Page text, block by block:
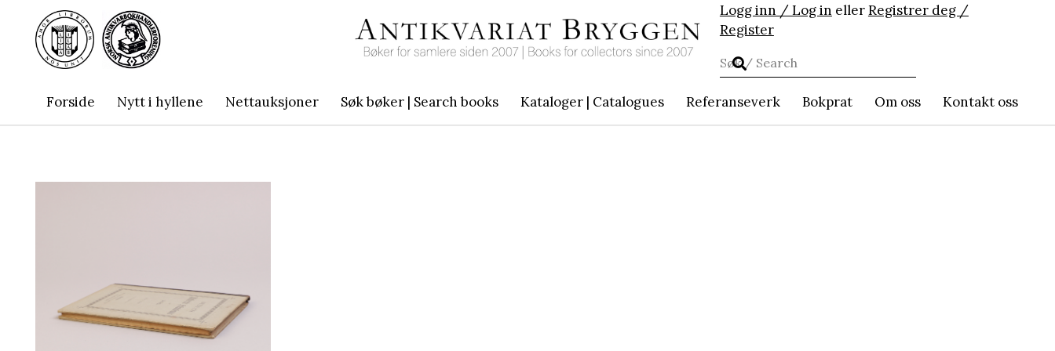
Logg inn / Log in ellerRegistrer deg /
Register
Forside Nytt i hyllene Nettauksjoner Søk bøker | Search books Kataloger | Catalogues Referanseverk Bokprat Om oss Kontakt oss